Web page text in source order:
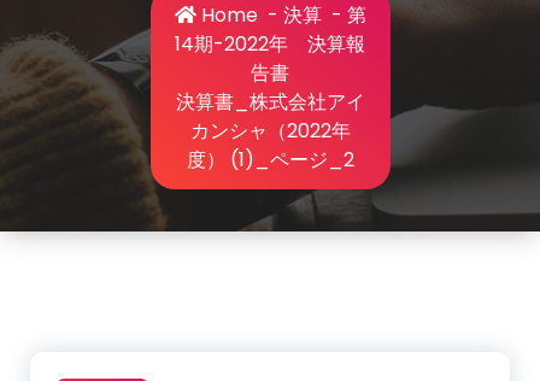
Home- 決算- 第
14期-2022年 決算報
告書
決算書_株式会社アイ
カンシャ（2022年
度） (1)_ページ_2